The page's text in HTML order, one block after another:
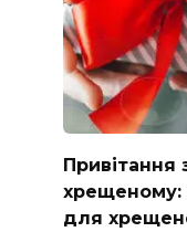
хрещеному:
для